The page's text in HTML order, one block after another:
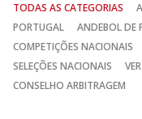
TODAS AS CATEGORIAS
PORTUGAL
ANDEBOL DE
COMPETIÇÕES NACIONAIS
SELEÇÕES NACIONAIS
CONSELHO ARBITRAGEM